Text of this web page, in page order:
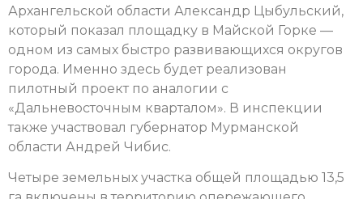
Архангельской области Александр Цыбульский,
который показал площадку в Майской Горке —
одном из самых быстро развивающихся округов
города. Именно здесь будет реализован
пилотный проект по аналогии с
«Дальневосточным кварталом». В инспекции
также участвовал губернатор Мурманской
области Андрей Чибис.
Четыре земельных участка общей площадью 13,5